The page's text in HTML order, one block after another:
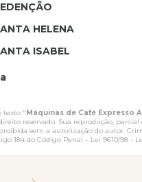
HELENA
ISABEL
texto " Máquinas de Café Expresso
reservado. Sua reprodução,
proibida sem a autorização do autor.
184 do Código Penal – Lei 9610/98 -